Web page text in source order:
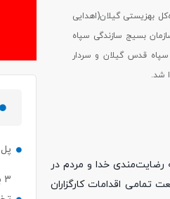
اداره‌کل بهزیستی گیلان(اهدایی
بسیج سازندگی سپاه
قدس گیلان و سردار
شد.
رضایت‌مندی خدا و مردم در
اقدامات کارگزاران